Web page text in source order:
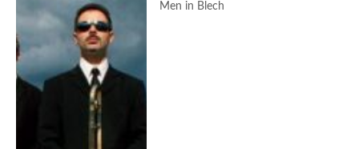
Men in Blech